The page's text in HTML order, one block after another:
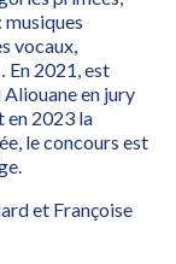
vocaux,
En 2021, est
en jury
en 2023 la
le concours est
et Françoise